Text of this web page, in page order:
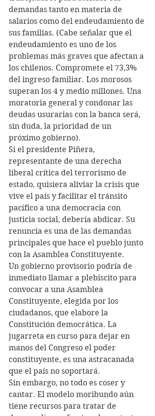
demandas tanto en materia de
salarios como del endeudamiento de
sus familias. (Cabe señalar que el
endeudamiento es uno de los
problemas más graves que afectan a
los chilenos. Compromete el 73,3%
del ingreso familiar. Los morosos
superan los 4 y medio millones. Una
moratoria general y condonar las
deudas usurarias con la banca será,
sin duda, la prioridad de un
próximo gobierno).
Si el presidente Piñera,
representante de una derecha
liberal crítica del terrorismo de
estado, quisiera aliviar la crisis que
vive el país y facilitar el tránsito
pacífico a una democracia con
justicia social, debería abdicar. Su
renuncia es una de las demandas
principales que hace el pueblo junto
con la Asamblea Constituyente.
Un gobierno provisorio podría de
inmediato llamar a plebiscito para
convocar a una Asamblea
Constituyente, elegida por los
ciudadanos, que elabore la
Constitución democrática. La
jugarreta en curso para dejar en
manos del Congreso el poder
constituyente, es una astracanada
que el país no soportará.
Sin embargo, no todo es coser y
cantar. El modelo moribundo aún
tiene recursos para tratar de